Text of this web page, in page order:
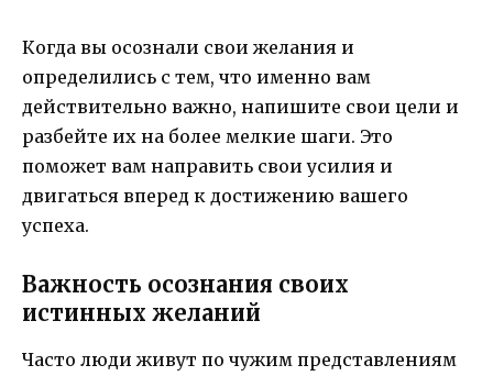
Когда вы осознали свои желания и
определились с тем, что именно вам
действительно важно, напишите свои цели и
разбейте их на более мелкие шаги. Это
поможет вам направить свои усилия и
двигаться вперед к достижению вашего
успеха.
Важность осознания своих
истинных желаний
Часто люди живут по чужим представлениям